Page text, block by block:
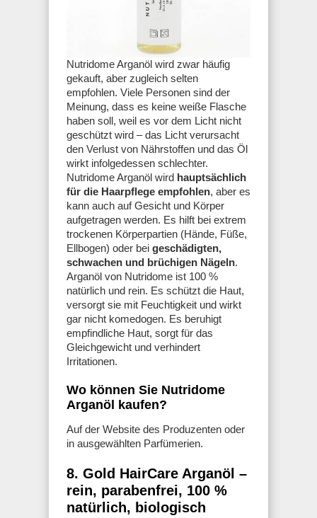
Nutridome Arganöl wird zwar häufig
gekauft, aber zugleich selten
empfohlen. Viele Personen sind der
Meinung, dass es keine weiße Flasche
haben soll, weil es vor dem Licht nicht
geschützt wird – das Licht verursacht
den Verlust von Nährstoffen und das Öl
wirkt infolgedessen schlechter.
Nutridome Arganöl wird hauptsächlich
für die Haarpflege empfohlen, aber es
kann auch auf Gesicht und Körper
aufgetragen werden. Es hilft bei extrem
trockenen Körperpartien (Hände, Füße,
Ellbogen) oder bei geschädigten,
schwachen und brüchigen Nägeln.
Arganöl von Nutridome ist 100 %
natürlich und rein. Es schützt die Haut,
versorgt sie mit Feuchtigkeit und wirkt
gar nicht komedogen. Es beruhigt
empfindliche Haut, sorgt für das
Gleichgewicht und verhindert
Irritationen.
Wo können Sie Nutridome
Arganöl kaufen?
Auf der Website des Produzenten oder
in ausgewählten Parfümerien.
8. Gold HairCare Arganöl –
rein, parabenfrei, 100 %
natürlich, biologisch